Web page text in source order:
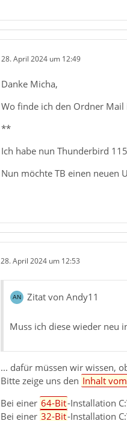
28. April 2024 um 12:49
Danke Micha,
Wo finde ich den Ordner Mail
**
Ich habe nun Thunderbird
Nun möchte TB einen neuen
28. April 2024 um 12:53
Zitat von Andy11
Muss ich diese wieder neu
... dafür müssen wir wissen,
Bitte zeige uns den Inhalt
Bei einer 64-Bit-Installation
Bei einer 32-Bit-Installation